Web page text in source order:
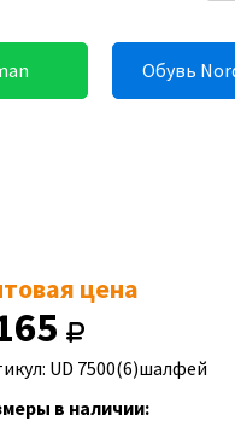
Обувь
цена
UD 7500(6)шалфей
в наличии: